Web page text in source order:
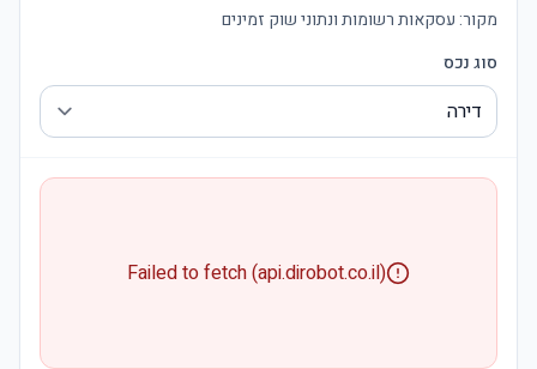
מקור: עסקאות רשומות ונתוני שוק זמינים
סוג נכס
Failed to fetch (api.dirobot.co.il)